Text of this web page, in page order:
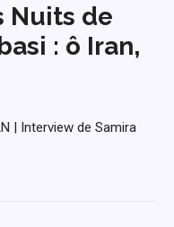
Nuits de
: ô Iran,
| Interview de Samira